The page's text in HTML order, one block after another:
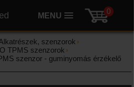
MENU
0
szenzorok ›
TPMS szenzorok ›
szenzor - guminyomás érzékelő